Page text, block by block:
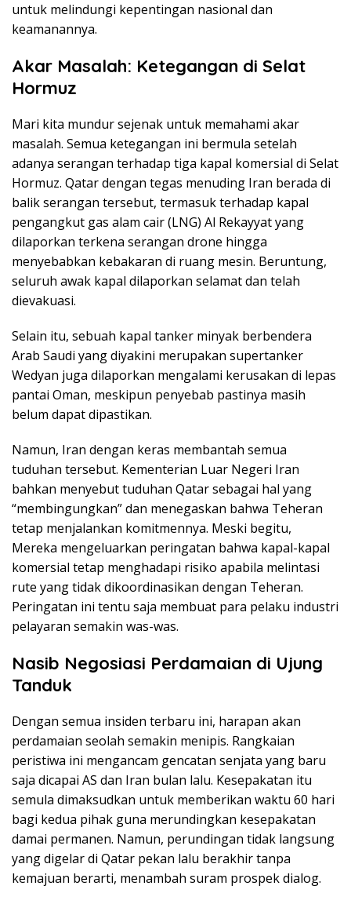
untuk melindungi kepentingan nasional dan
keamanannya.
Akar Masalah: Ketegangan di Selat
Hormuz
Mari kita mundur sejenak untuk memahami akar
masalah. Semua ketegangan ini bermula setelah
adanya serangan terhadap tiga kapal komersial di Selat
Hormuz. Qatar dengan tegas menuding Iran berada di
balik serangan tersebut, termasuk terhadap kapal
pengangkut gas alam cair (LNG) Al Rekayyat yang
dilaporkan terkena serangan drone hingga
menyebabkan kebakaran di ruang mesin. Beruntung,
seluruh awak kapal dilaporkan selamat dan telah
dievakuasi.
Selain itu, sebuah kapal tanker minyak berbendera
Arab Saudi yang diyakini merupakan supertanker
Wedyan juga dilaporkan mengalami kerusakan di lepas
pantai Oman, meskipun penyebab pastinya masih
belum dapat dipastikan.
Namun, Iran dengan keras membantah semua
tuduhan tersebut. Kementerian Luar Negeri Iran
bahkan menyebut tuduhan Qatar sebagai hal yang
“membingungkan” dan menegaskan bahwa Teheran
tetap menjalankan komitmennya. Meski begitu,
Mereka mengeluarkan peringatan bahwa kapal-kapal
komersial tetap menghadapi risiko apabila melintasi
rute yang tidak dikoordinasikan dengan Teheran.
Peringatan ini tentu saja membuat para pelaku industri
pelayaran semakin was-was.
Nasib Negosiasi Perdamaian di Ujung
Tanduk
Dengan semua insiden terbaru ini, harapan akan
perdamaian seolah semakin menipis. Rangkaian
peristiwa ini mengancam gencatan senjata yang baru
saja dicapai AS dan Iran bulan lalu. Kesepakatan itu
semula dimaksudkan untuk memberikan waktu 60 hari
bagi kedua pihak guna merundingkan kesepakatan
damai permanen. Namun, perundingan tidak langsung
yang digelar di Qatar pekan lalu berakhir tanpa
kemajuan berarti, menambah suram prospek dialog.